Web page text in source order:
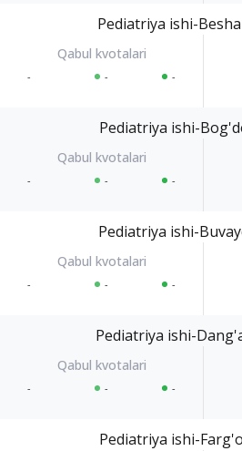
Pediatriya ishi-
- - -
Pediatriya ishi-
- - -
Pediatriya ishi-
- - -
Pediatriya ishi-
- - -
Pediatriya ishi-